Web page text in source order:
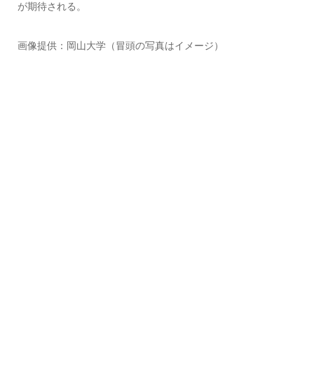
が期待される。
画像提供：岡山大学（冒頭の写真はイメージ）